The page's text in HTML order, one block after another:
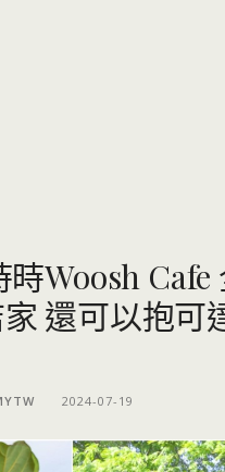
Woosh
還可以抱可
2024-07-19